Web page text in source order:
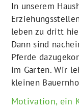
In unserem
leben zu dritt
Dann sind
Pferde
im Garten. Wir
kleinen
Motivation, ein